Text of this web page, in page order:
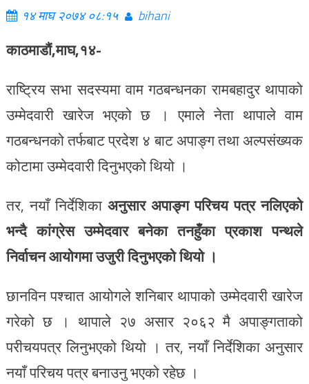
१४ माघ २०७४ ०८:१५ bihani
काठमाडौं,माघ,१४-
राष्ट्रिय सभा सदस्यमा वाम गठबन्धनका रामबहादुर थापाको
उम्मेदवारी खारेज भएको छ । एमाले नेता थापाले वाम
गठबन्धनको तर्फबाट प्रदेश ४ बाट अपाङ्ग तथा अल्पसंख्यक
कोटामा उम्मेदवारी दिनुभएको थियो ।
तर, नयाँ निर्देशिका अनुसार अपाङ्ग परिचय पत्र नलिएको
भन्दै कांग्रेस उम्मेदवार बनेका तनहुँका प्रकाश पन्थले
निर्वाचन आयोगमा उजुरी दिनुभएको थियो ।
छानविन पश्चात आयोगले शनिबार थापाको उम्मेदवारी खारेज
गरेको छ । थापाले २७ असार २०६२ मै अपाङ्गताको
परीचयपत्र लिनुभएको थियो । तर, नयाँ निर्देशिका अनुसार
नयाँ परिचय पत्र बनाउनु भएको रहेछ ।